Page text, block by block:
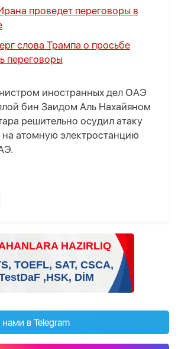
проведет переговоры в
слова Трампа о просьбе
переговоры
иностранных дел ОАЭ
бин Заидом Аль Нахайяном
решительно осудил атаку
на атомную электростанцию
в Telegram